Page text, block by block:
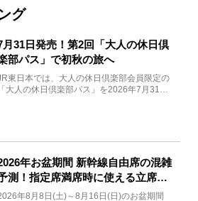
グ
月31日発売！第2回「大人の休日倶
部パス」で初秋の旅へ
東日本では、大人の休日倶楽部会員限定の
「大人の休日倶楽部パス」を2026年7月31日
年お盆期間 新幹線自由席の混雑
測！指定席満席時に使える立席特
券も解説
年8月8日(土)～8月16日(日)のお盆期間